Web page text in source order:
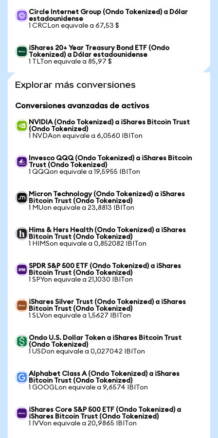
Circle Internet Group (Ondo Tokenized) a Dólar
estadounidense
1 CRCLon equivale a 67,53 $
iShares 20+ Year Treasury Bond ETF (Ondo
Tokenized) a Dólar estadounidense
1 TLTon equivale a 85,97 $
Explorar más conversiones
Conversiones avanzadas de activos
NVIDIA (Ondo Tokenized) a iShares Bitcoin Trust
(Ondo Tokenized)
1 NVDAon equivale a 6,0560 IBITon
Invesco QQQ (Ondo Tokenized) a iShares Bitcoin
Trust (Ondo Tokenized)
1 QQQon equivale a 19,5955 IBITon
Micron Technology (Ondo Tokenized) a iShares
Bitcoin Trust (Ondo Tokenized)
1 MUon equivale a 23,8813 IBITon
Hims & Hers Health (Ondo Tokenized) a iShares
Bitcoin Trust (Ondo Tokenized)
1 HIMSon equivale a 0,852082 IBITon
SPDR S&P 500 ETF (Ondo Tokenized) a iShares
Bitcoin Trust (Ondo Tokenized)
1 SPYon equivale a 21,1030 IBITon
iShares Silver Trust (Ondo Tokenized) a iShares
Bitcoin Trust (Ondo Tokenized)
1 SLVon equivale a 1,5627 IBITon
Ondo U.S. Dollar Token a iShares Bitcoin Trust
(Ondo Tokenized)
1 USDon equivale a 0,027042 IBITon
Alphabet Class A (Ondo Tokenized) a iShares
Bitcoin Trust (Ondo Tokenized)
1 GOOGLon equivale a 9,6574 IBITon
iShares Core S&P 500 ETF (Ondo Tokenized) a
iShares Bitcoin Trust (Ondo Tokenized)
1 IVVon equivale a 20,9865 IBITon